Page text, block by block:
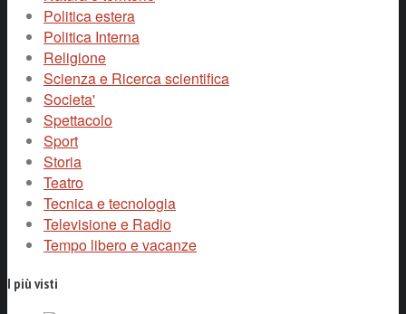
Politica estera
Politica Interna
Religione
Scienza e Ricerca scientifica
Societa'
Spettacolo
Sport
Storia
Teatro
Tecnica e tecnologia
Televisione e Radio
Tempo libero e vacanze
I più visti